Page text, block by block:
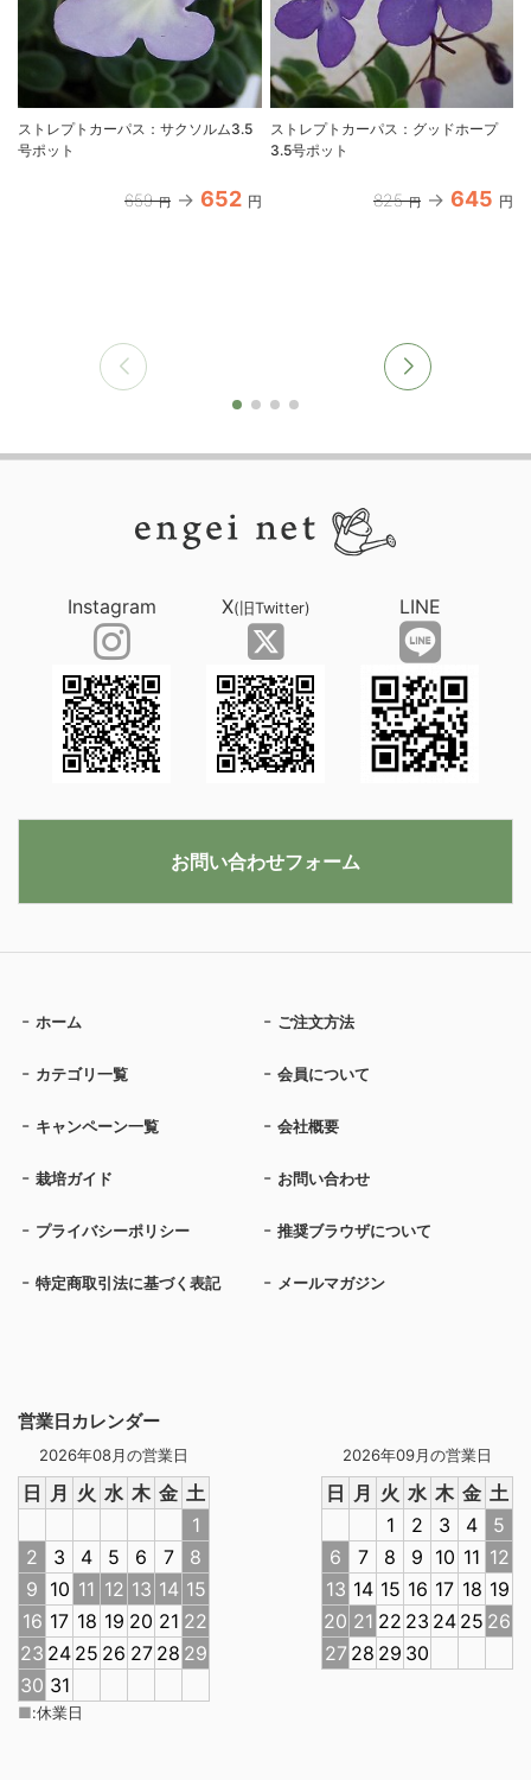
ストレプトカーパス：サクソルム3.5
号ポット
659 円 652 円
ストレプトカーパス：グッドホープ
3.5号ポット
825 円 645 円
営業日カレンダー
2026年08月の営業日
日 月 火 水 木 金 土
1
2
3 4 5 6 7
8
9 10 11 12 13 14 15
16 17 18 19 20 21 22
23 24 25 26 27 28 29
30 31
2026年09月の営業日
日 月 火 水 木 金 土
1
2 3 4
5
6
7 8 9 10 11 12
13 14 15 16 17 18 19
20 21 22 23 24 25 26
27 28 29 30
■:休業日
ホーム ご注文方法
カテゴリ一覧 会員について
キャンペーン一覧 会社概要
栽培ガイド お問い合わせ
プライバシーポリシー 推奨ブラウザについて
特定商取引法に基づく表記 メールマガジン
Instagram X(旧Twitter) LINE
お問い合わせフォーム